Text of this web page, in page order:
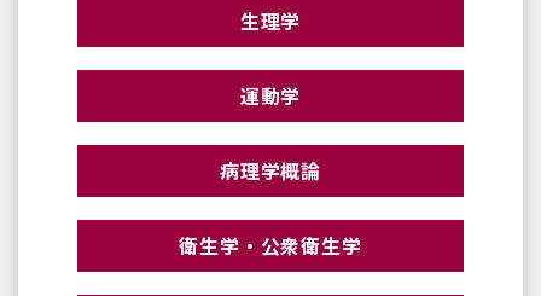
生理学
運動学
病理学概論
衛生学・公衆衛生学